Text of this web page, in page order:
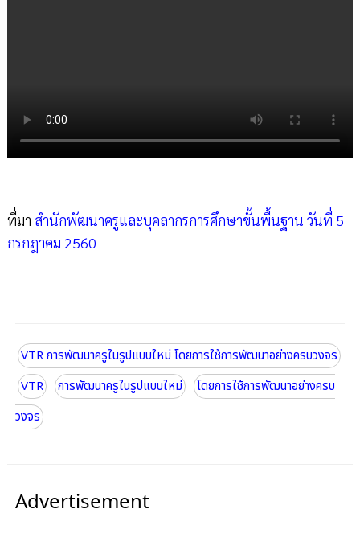
ที่มา สำนักพัฒนาครูและบุคลากรการศึกษาขั้นพื้นฐาน วันที่ 5
กรกฎาคม 2560
VTR การพัฒนาครูในรูปแบบใหม่ โดยการใช้การพัฒนาอย่างครบวงจร
VTR
การพัฒนาครูในรูปแบบใหม่
โดยการใช้การพัฒนาอย่างครบ
วงจร
Advertisement